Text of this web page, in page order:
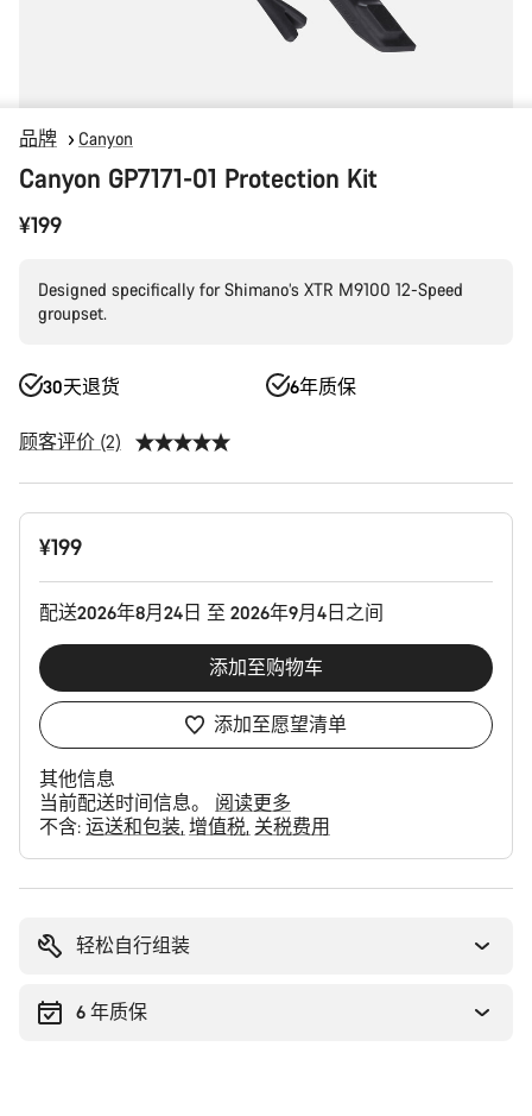
品牌 Canyon
Canyon GP7171-01 Protection Kit
¥199
Designed specifically for Shimano’s XTR M9100 12-Speed
groupset.
30天退货 6年质保
顾客评价 (2)
产
¥199
配送2026年8月24日 至 2026年9月4日之间
添加至购物车
添加至愿望清单
其他信息
当前配送时间信息。 阅读更多
不含: 运送和包装 增值税 关税费用
轻松自行组装
6 年质保